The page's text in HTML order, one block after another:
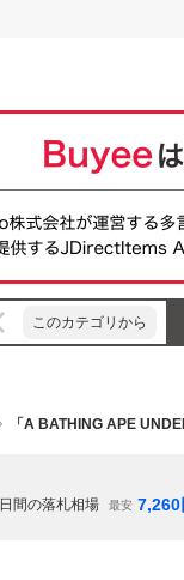
このカテゴリから
「A BATHING APE
日間の落札相場 最安 7,260